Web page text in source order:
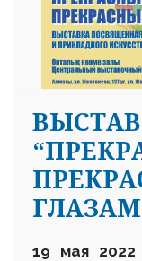
19 мая 2022